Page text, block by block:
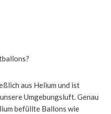
aus Helium und ist
Umgebungsluft. Genau
befüllte Ballons wie